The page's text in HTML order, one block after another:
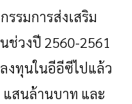
รมการส่งเสริม
ช่วงปี2560-2561
งทุนในอีอีซีไปแล้ว
แสนล้านบาท และ